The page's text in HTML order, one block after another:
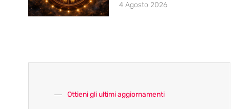
4 Agosto 2026
Ottieni gli ultimi aggiornamenti